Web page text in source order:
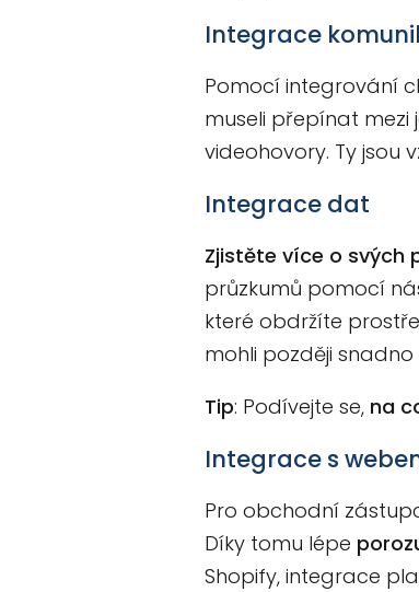
Integrace
Pomocí integrování
museli přepínat mezi
videohovory. Ty jsou
Integrace dat
Zjistěte více o svých
průzkumů pomocí
které obdržíte
mohli později
Tip: Podívejte se, na
Integrace s
Pro obchodní
Díky tomu lépe
Shopify, integrace